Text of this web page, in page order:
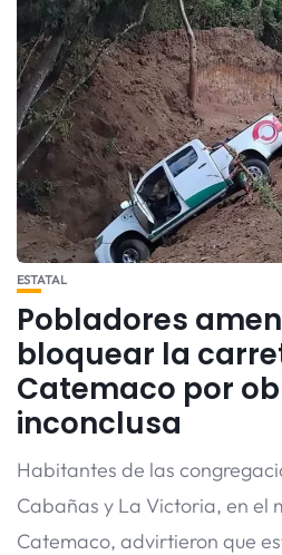
ESTATAL
Pobladores
bloquear la
Catemaco por
inconclusa
Habitantes de las
Cabañas y La Victoria, en el
Catemaco, advirtieron que